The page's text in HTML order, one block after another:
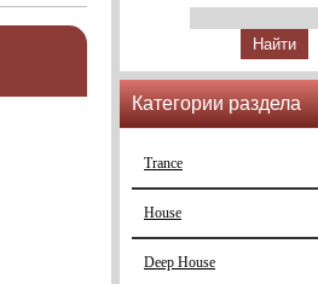
Категории раздела
Trance
House
Deep House